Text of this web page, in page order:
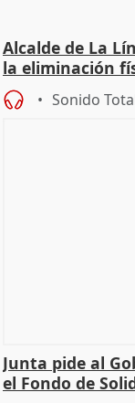
Alcalde de La
la eliminación
Sonido
Junta pide al
el Fondo de